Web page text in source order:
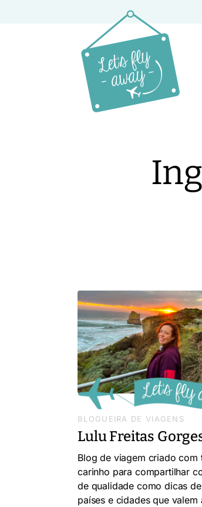
BLOGUEIRA DE VIAGENS
Lulu Freitas
Blog de viagem criado com
carinho para compartilhar
de qualidade como dicas
países e cidades que valem